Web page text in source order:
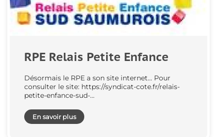
RPE Relais Petite Enfance
Désormais le RPE a son site internet... Pour
consulter le site: https://syndicat-cote.fr/relais-
petite-enfance-sud-…
En savoir plus